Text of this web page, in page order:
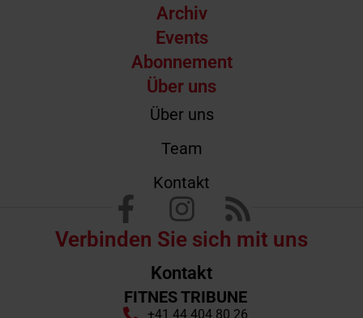
Archiv
Events
Abonnement
Über uns
Über uns
Team
Kontakt
Kontakt
FITNES TRIBUNE
+41 44 404 80 26
Verbinden Sie sich mit uns